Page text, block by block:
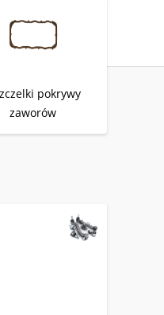
pokrywy
zaworów